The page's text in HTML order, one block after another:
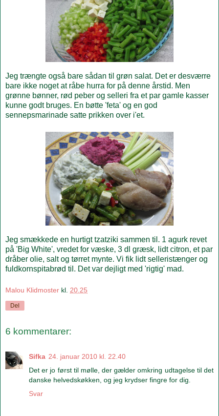
Jeg trængte også bare sådan til grøn salat. Det er desværre
bare ikke noget at råbe hurra for på denne årstid. Men
grønne bønner, rød peber og selleri fra et par gamle kasser
kunne godt bruges. En bøtte 'feta' og en god
sennepsmarinade satte prikken over i'et.
Jeg smækkede en hurtigt tzatziki sammen til. 1 agurk revet
på 'Big White', vredet for væske, 3 dl græsk, lidt citron, et par
dråber olie, salt og tørret mynte. Vi fik lidt selleristænger og
fuldkornspitabrød til. Det var dejligt med 'rigtig' mad.
Malou Klidmoster kl. 20.25
Del
6 kommentarer:
Sifka 24. januar 2010 kl. 22.40
Det er jo først til mølle, der gælder omkring udtagelse til det
danske helvedskøkken, og jeg krydser fingre for dig.
Svar